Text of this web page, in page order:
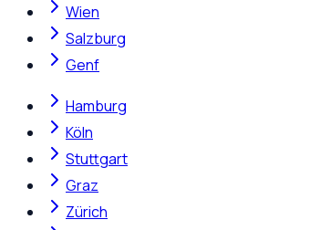
Wien
Salzburg
Genf
Hamburg
Köln
Stuttgart
Graz
Zürich